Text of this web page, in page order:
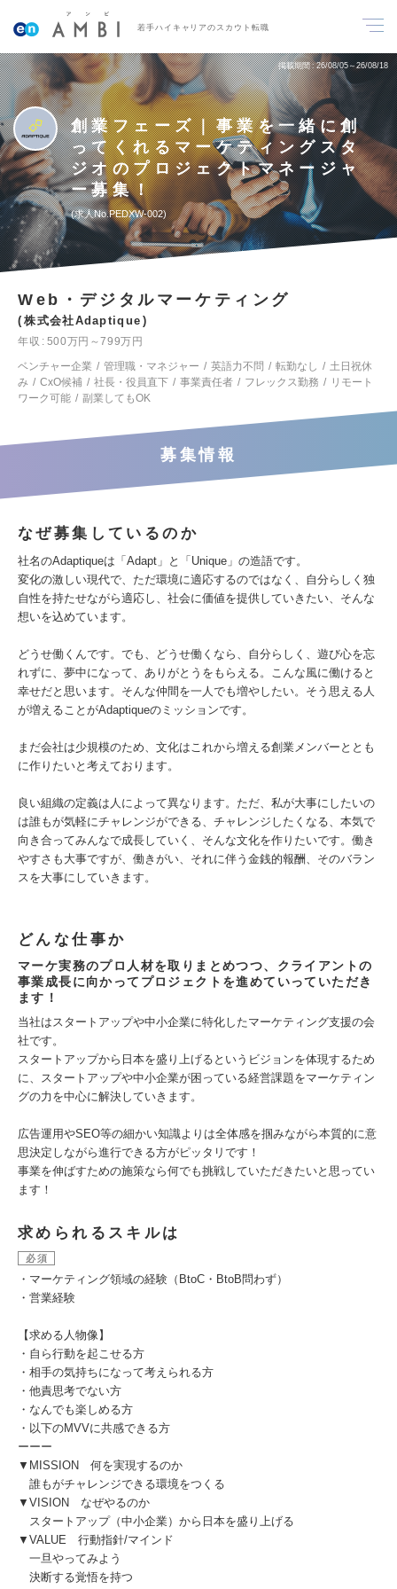
若手ハイキャリアのスカウト転職
掲載期間 26/08/05～26/08/18
創業フェーズ｜事業を一緒に創
ってくれるマーケティングスタ
ジオのプロジェクトマネージャ
ー募集！
求人No.PEDXW-002
Web・デジタルマーケティング
株式会社Adaptique
年収
500万円～799万円
ベンチャー企業
管理職・マネジャー 英語力不問 転勤なし
土日祝休
み
CxO候補 社長・役員直下 事業責任者 フレックス勤務
リモート
ワーク可能
副業してもOK
募集情報
なぜ募集しているのか
社名のAdaptiqueは「Adapt」と「Unique」の造語です。
変化の激しい現代で、ただ環境に適応するのではなく、自分らしく独
自性を持たせながら適応し、社会に価値を提供していきたい、そんな
想いを込めています。
どうせ働くんです。でも、どうせ働くなら、自分らしく、遊び心を忘
れずに、夢中になって、ありがとうをもらえる。こんな風に働けると
幸せだと思います。そんな仲間を一人でも増やしたい。そう思える人
が増えることがAdaptiqueのミッションです。
まだ会社は少規模のため、文化はこれから増える創業メンバーととも
に作りたいと考えております。
良い組織の定義は人によって異なります。ただ、私が大事にしたいの
は誰もが気軽にチャレンジができる、チャレンジしたくなる、本気で
向き合ってみんなで成長していく、そんな文化を作りたいです。働き
やすさも大事ですが、働きがい、それに伴う金銭的報酬、そのバラン
スを大事にしていきます。
どんな仕事か
マーケ実務のプロ人材を取りまとめつつ、クライアントの
事業成長に向かってプロジェクトを進めていっていただき
ます！
当社はスタートアップや中小企業に特化したマーケティング支援の会
社です。
スタートアップから日本を盛り上げるというビジョンを体現するため
に、スタートアップや中小企業が困っている経営課題をマーケティン
グの力を中心に解決していきます。
広告運用やSEO等の細かい知識よりは全体感を掴みながら本質的に意
思決定しながら進行できる方がピッタリです！
事業を伸ばすための施策なら何でも挑戦していただきたいと思ってい
ます！
求められるスキルは
必須
・マーケティング領域の経験（BtoC・BtoB問わず）
・営業経験
【求める人物像】
・自ら行動を起こせる方
・相手の気持ちになって考えられる方
・他責思考でない方
・なんでも楽しめる方
・以下のMVVに共感できる方
ーーー
▼MISSION 何を実現するのか
誰もがチャレンジできる環境をつくる
▼VISION なぜやるのか
スタートアップ（中小企業）から日本を盛り上げる
▼VALUE 行動指針/マインド
一旦やってみよう
決断する覚悟を持つ